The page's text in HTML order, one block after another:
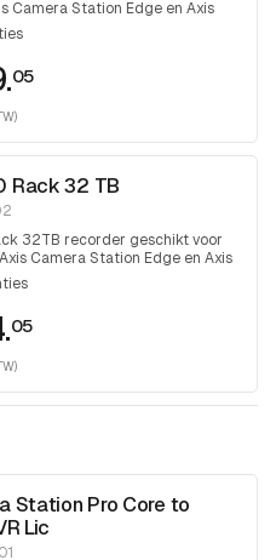
Camera Station Edge en Axis
05
Rack 32 TB
32TB recorder geschikt voor
Camera Station Edge en Axis
05
Station Pro Core to
Lic